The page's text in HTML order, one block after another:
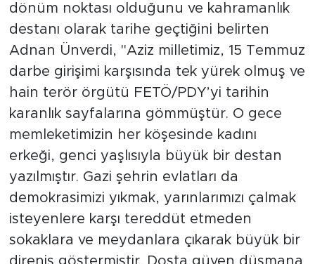
dönüm noktası olduğunu ve kahramanlık
destanı olarak tarihe geçtiğini belirten
Adnan Ünverdi, "Aziz milletimiz, 15 Temmuz
darbe girişimi karşısında tek yürek olmuş ve
hain terör örgütü FETÖ/PDY’yi tarihin
karanlık sayfalarına gömmüştür. O gece
memleketimizin her köşesinde kadını
erkeği, genci yaşlısıyla büyük bir destan
yazılmıştır. Gazi şehrin evlatları da
demokrasimizi yıkmak, yarınlarımızı çalmak
isteyenlere karşı tereddüt etmeden
sokaklara ve meydanlara çıkarak büyük bir
direniş göstermiştir. Dosta güven düşmana